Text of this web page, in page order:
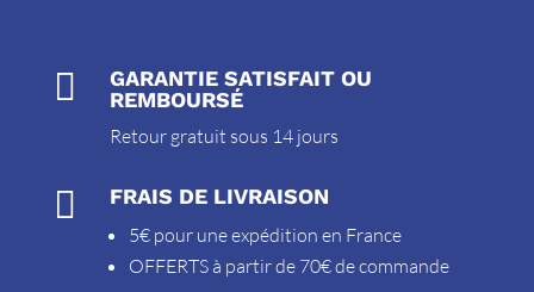

GARANTIE SATISFAIT OU
REMBOURSÉ
Retour gratuit sous 14 jours
 FRAIS DE LIVRAISON
5€ pour une expédition en France
OFFERTS à partir de 70€ de commande